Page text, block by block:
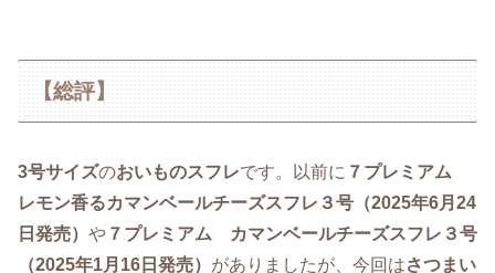
【総評】
3号サイズのおいものスフレです。以前に ７プレミアム
レモン香るカマンベールチーズスフレ３号（2025年6月24
日発売） や ７プレミアム カマンベールチーズスフレ３号
（2025年1月16日発売） がありましたが、今回はさつまい